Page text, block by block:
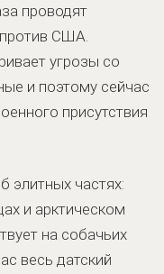
проводят
США.
угрозы со
и поэтому сейчас
присутствия
элитных частях:
и арктическом
на собачьих
весь датский